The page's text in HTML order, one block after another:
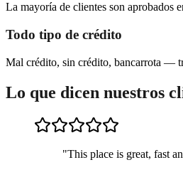
La mayoría de clientes son aprobados
Todo tipo de crédito
Mal crédito, sin crédito, bancarrota —
Lo que dicen nuestros
"This place is great, fast